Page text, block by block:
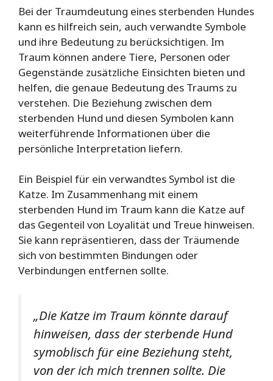
Bei der Traumdeutung eines sterbenden Hundes
kann es hilfreich sein, auch verwandte Symbole
und ihre Bedeutung zu berücksichtigen. Im
Traum können andere Tiere, Personen oder
Gegenstände zusätzliche Einsichten bieten und
helfen, die genaue Bedeutung des Traums zu
verstehen. Die Beziehung zwischen dem
sterbenden Hund und diesen Symbolen kann
weiterführende Informationen über die
persönliche Interpretation liefern.
Ein Beispiel für ein verwandtes Symbol ist die
Katze. Im Zusammenhang mit einem
sterbenden Hund im Traum kann die Katze auf
das Gegenteil von Loyalität und Treue hinweisen.
Sie kann repräsentieren, dass der Träumende
sich von bestimmten Bindungen oder
Verbindungen entfernen sollte.
„Die Katze im Traum könnte darauf
hinweisen, dass der sterbende Hund
symoblisch für eine Beziehung steht,
von der ich mich trennen sollte. Die